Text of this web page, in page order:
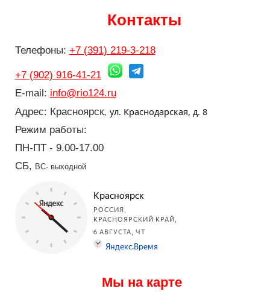
Контакты
Телефоны: +7 (391) 219-3-218
+7 (902) 916-41-21
E-mail: info@rio124.ru
Адрес: Красноярск, ул. Краснодарская, д. 8
Режим работы:
ПН-ПТ - 9.00-17.00
СБ, ВС- выходной
Мы на карте